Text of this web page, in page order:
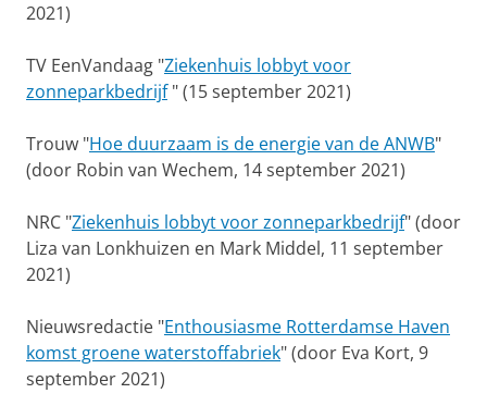
2021)
TV EenVandaag "Ziekenhuis lobbyt voor
zonneparkbedrijf" (15 september 2021)
Trouw "Hoe duurzaam is de energie van de ANWB"
(door Robin van Wechem, 14 september 2021)
NRC "Ziekenhuis lobbyt voor zonneparkbedrijf" (door
Liza van Lonkhuizen en Mark Middel, 11 september
2021)
Nieuwsredactie "Enthousiasme Rotterdamse Haven
komst groene waterstoffabriek" (door Eva Kort, 9
september 2021)